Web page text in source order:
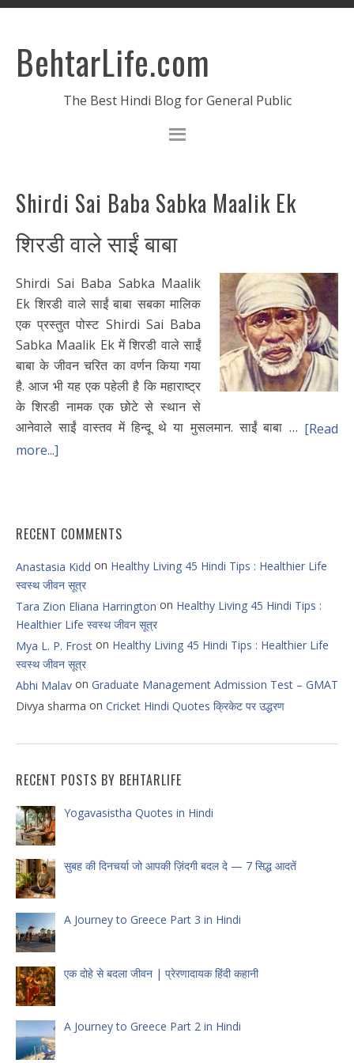
BehtarLife.com
The Best Hindi Blog for General Public
Shirdi Sai Baba Sabka Maalik Ek
शिरडी वाले साईं बाबा
Shirdi Sai Baba Sabka Maalik
Ek शिरडी वाले साईं बाबा सबका मालिक
एक प्रस्तुत पोस्ट Shirdi Sai Baba
Sabka Maalik Ek में शिरडी वाले साईं
बाबा के जीवन चरित का वर्णन किया गया
है. आज भी यह एक पहेली है कि महाराष्ट्र
के शिरडी नामक एक छोटे से स्थान से
आनेवाले साईं वास्तव में हिन्दू थे या मुसलमान. साईं बाबा … [Read
more...]
RECENT COMMENTS
Anastasia Kidd on Healthy Living 45 Hindi Tips : Healthier Life
स्वस्थ जीवन सूत्र
Tara Zion Eliana Harrington on Healthy Living 45 Hindi Tips :
Healthier Life स्वस्थ जीवन सूत्र
Mya L. P. Frost on Healthy Living 45 Hindi Tips : Healthier Life
स्वस्थ जीवन सूत्र
Abhi Malav on Graduate Management Admission Test – GMAT
Divya sharma on Cricket Hindi Quotes क्रिकेट पर उद्धरण
RECENT POSTS BY BEHTARLIFE
Yogavasistha Quotes in Hindi
सुबह की दिनचर्या जो आपकी ज़िंदगी बदल दे — 7 सिद्ध आदतें
A Journey to Greece Part 3 in Hindi
एक दोहे से बदला जीवन | प्रेरणादायक हिंदी कहानी
A Journey to Greece Part 2 in Hindi